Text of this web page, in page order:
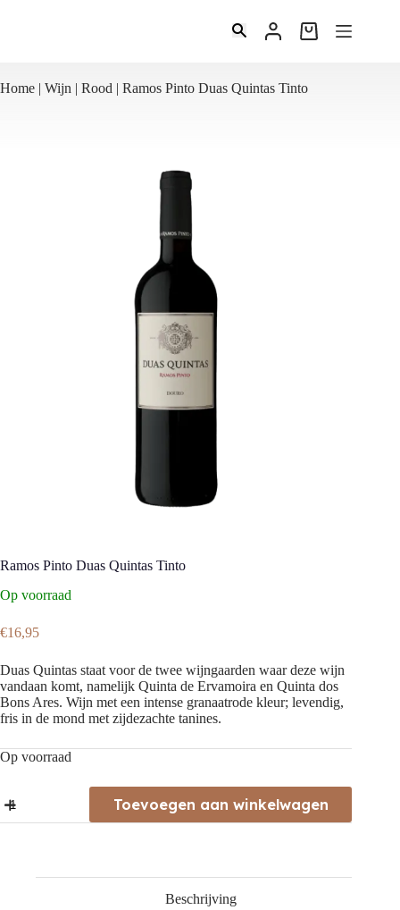
Winkelwagen
Home | Wijn | Rood | Ramos Pinto Duas Quintas Tinto
Ramos Pinto Duas Quintas Tinto
Op voorraad
€16,95
Duas Quintas staat voor de twee wijngaarden waar deze wijn
vandaan komt, namelijk Quinta de Ervamoira en Quinta dos
Bons Ares. Wijn met een intense granaatrode kleur; levendig,
fris in de mond met zijdezachte tanines.
Op voorraad
Pinto
Duas
Toevoegen aan winkelwagen
Beschrijving